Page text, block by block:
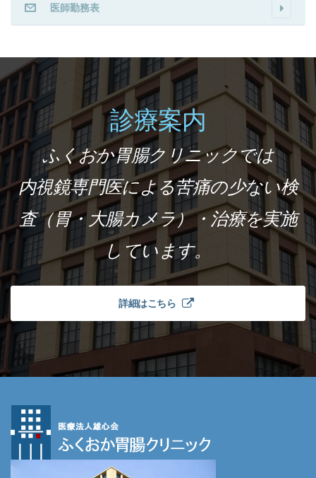
医師勤務表
診療案内
ふくおか胃腸クリニックでは
内視鏡専門医による苦痛の少ない検
査（胃・大腸カメラ）・治療を実施
しています。
詳細はこちら